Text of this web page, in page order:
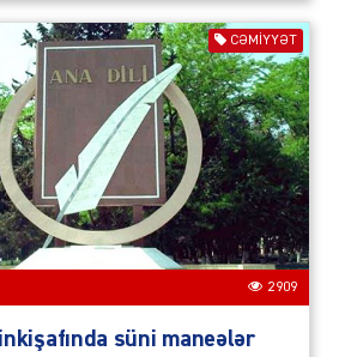
CƏMIYYƏT
2909
süni maneələr